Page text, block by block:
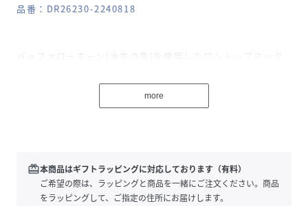
品番：DR26230-2240818
バッファローホーン(水牛の角)を使用したワントップネック
バックスタイルの留め具でお好みの長さに調節可能です。
シンプルなカットソーやワンピース、リネンアイテムと合わ
楽しみください。
【2026 Spring/Summer】【26SS】
more
redeem本商品はギフトラッピングに対応しております（有料）
ご希望の際は、ラッピングと商品を一緒にご注文ください。商品
をラッピングして、ご指定の住所にお届けします。